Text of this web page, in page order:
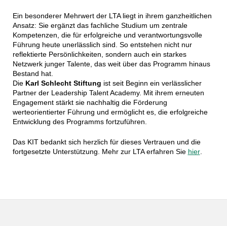
Ein besonderer Mehrwert der LTA liegt in ihrem ganzheitlichen
Ansatz: Sie ergänzt das fachliche Studium um zentrale
Kompetenzen, die für erfolgreiche und verantwortungsvolle
Führung heute unerlässlich sind. So entstehen nicht nur
reflektierte Persönlichkeiten, sondern auch ein starkes
Netzwerk junger Talente, das weit über das Programm hinaus
Bestand hat.
Die Karl Schlecht Stiftung ist seit Beginn ein verlässlicher
Partner der Leadership Talent Academy. Mit ihrem erneuten
Engagement stärkt sie nachhaltig die Förderung
werteorientierter Führung und ermöglicht es, die erfolgreiche
Entwicklung des Programms fortzuführen.
Das KIT bedankt sich herzlich für dieses Vertrauen und die
fortgesetzte Unterstützung. Mehr zur LTA erfahren Sie hier.